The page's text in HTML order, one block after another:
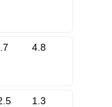
4.8
1.3